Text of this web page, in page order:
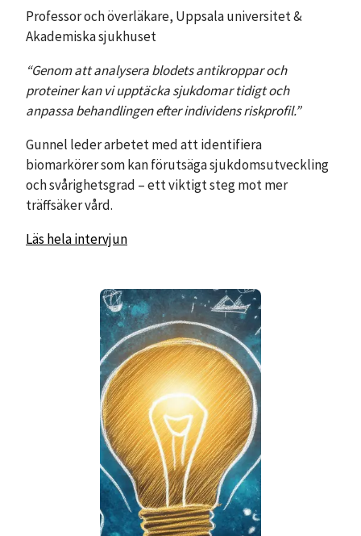
Professor och överläkare, Uppsala universitet &
Akademiska sjukhuset
“Genom att analysera blodets antikroppar och
proteiner kan vi upptäcka sjukdomar tidigt och
anpassa behandlingen efter individens riskprofil.”
Gunnel leder arbetet med att identifiera
biomarkörer som kan förutsäga sjukdomsutveckling
och svårighetsgrad – ett viktigt steg mot mer
träffsäker vård.
Läs hela intervjun